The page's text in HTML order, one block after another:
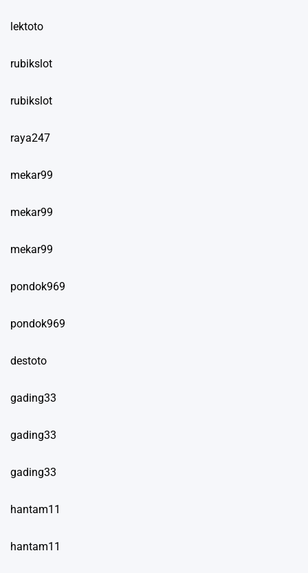
lektoto
rubikslot
rubikslot
raya247
mekar99
mekar99
mekar99
pondok969
pondok969
destoto
gading33
gading33
gading33
hantam11
hantam11